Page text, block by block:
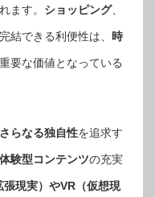
ます。 ショッピング、
結できる利便性は、 時
要な価値となっている
さらなる独自性を追求す
体験型コンテンツの充実
張現実）やVR（仮想現